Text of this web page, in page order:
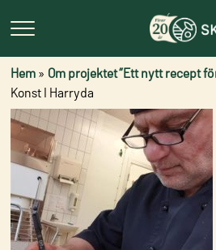
Hem » Om projektet ”Ett nytt recept
Konst I Harryda